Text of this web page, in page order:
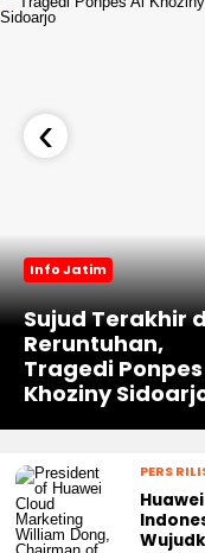
Info Jatim
Sujud Terakhir
Reruntuhan,
Tragedi
Khoziny
‹
PERS